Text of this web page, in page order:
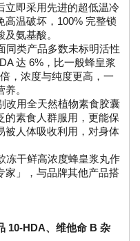
立即采用先进的超低温冷
高温破坏，100% 完整锁
氨基酸。
同类产品多数未标明活性
达 6%，比一般蜂皇浆
，浓度与纯度更高，一
。
改用全天然植物素食胶囊
的素食人群服用，更能保
被人体吸收利用，对身体
冻干鲜高浓度蜂皇浆丸作
家」，与品牌其他产品搭
10-HDA、维他命 B 杂